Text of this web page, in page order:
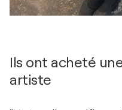
Ils ont acheté
artiste